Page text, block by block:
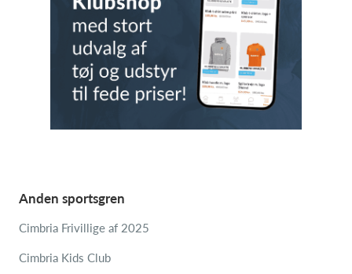
Anden sportsgren
Cimbria Frivillige af 2025
Cimbria Kids Club